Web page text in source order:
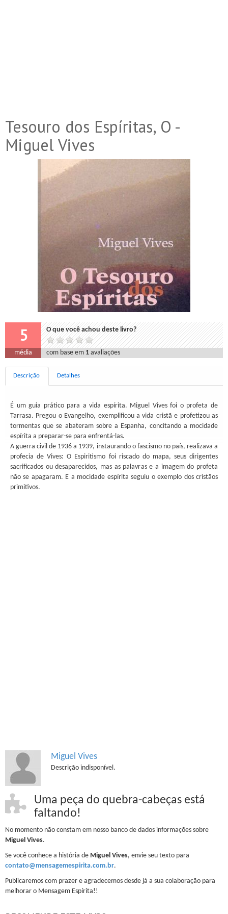
Tesouro dos Espíritas, O -
Miguel Vives
5 O que você achou deste livro?
média com base em 1 avaliações
Descrição Detalhes
É um guia prático para a vida espírita. Miguel Vives foi o profeta de
Tarrasa. Pregou o Evangelho, exemplificou a vida cristã e profetizou as
tormentas que se abateram sobre a Espanha, concitando a mocidade
espírita a preparar-se para enfrentá-las.
A guerra civil de 1936 a 1939, instaurando o fascismo no país, realizava a
profecia de Vives: O Espiritismo foi riscado do mapa, seus dirigentes
sacrificados ou desaparecidos, mas as palavras e a imagem do profeta
não se apagaram. E a mocidade espírita seguiu o exemplo dos cristãos
primitivos.
Miguel Vives
Descrição indisponível.
Uma peça do quebra-cabeças está
faltando!
No momento não constam em nosso banco de dados informações sobre
Miguel Vives.
Se você conhece a história de Miguel Vives, envie seu texto para
contato@mensagemespirita.com.br.
Publicaremos com prazer e agradecemos desde já a sua colaboração para
melhorar o Mensagem Espírita!!